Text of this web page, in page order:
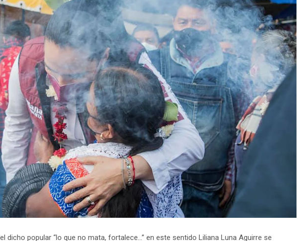
dicho popular “lo que no mata, fortalece…” en este sentido Liliana Luna Aguirre se